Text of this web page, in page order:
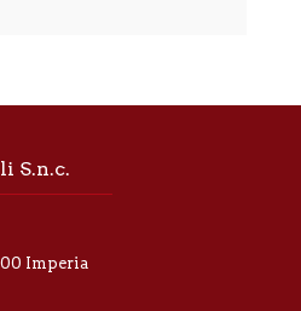
S.n.c.
Imperia